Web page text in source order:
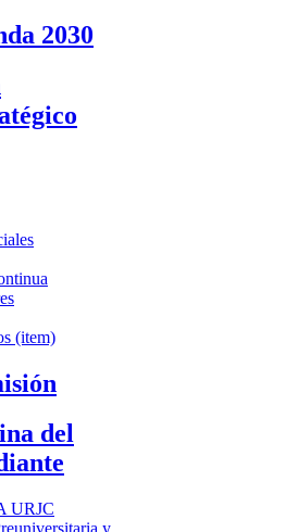
2030
(item)
del
URJC